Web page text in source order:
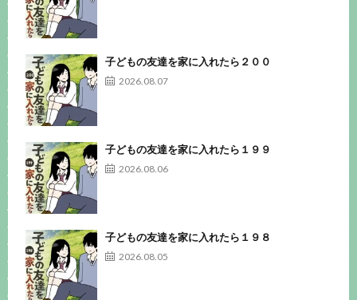
子どもの友達を家に入れたら２００
2026.08.07
子どもの友達を家に入れたら１９９
2026.08.06
子どもの友達を家に入れたら１９８
2026.08.05